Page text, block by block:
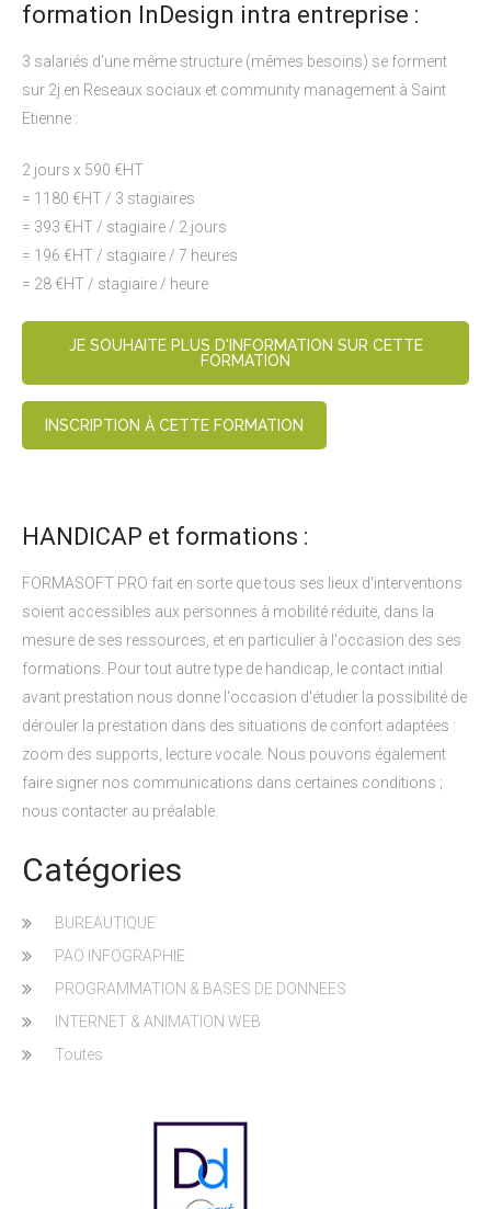
formation InDesign intra entreprise :
3 salariés d'une même structure (mêmes besoins) se forment
sur 2j en Reseaux sociaux et community management à Saint
Etienne :
2 jours x 590 €HT
= 1180 €HT / 3 stagiaires
= 393 €HT / stagiaire / 2 jours
= 196 €HT / stagiaire / 7 heures
= 28 €HT / stagiaire / heure
JE SOUHAITE PLUS D'INFORMATION SUR CETTE
FORMATION
INSCRIPTION À CETTE FORMATION
HANDICAP et formations :
FORMASOFT PRO fait en sorte que tous ses lieux d'interventions
soient accessibles aux personnes à mobilité réduite, dans la
mesure de ses ressources, et en particulier à l'occasion des ses
formations. Pour tout autre type de handicap, le contact initial
avant prestation nous donne l'occasion d'étudier la possibilité de
dérouler la prestation dans des situations de confort adaptées :
zoom des supports, lecture vocale. Nous pouvons également
faire signer nos communications dans certaines conditions ;
nous contacter au préalable.
Catégories
BUREAUTIQUE
PAO INFOGRAPHIE
PROGRAMMATION & BASES DE DONNEES
INTERNET & ANIMATION WEB
Toutes